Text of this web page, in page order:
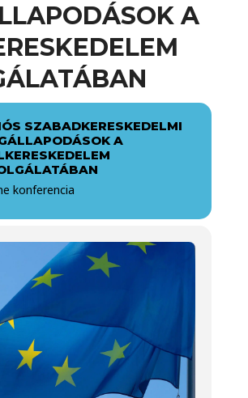
A
SZABADKERESKEDELMI
A
konferencia